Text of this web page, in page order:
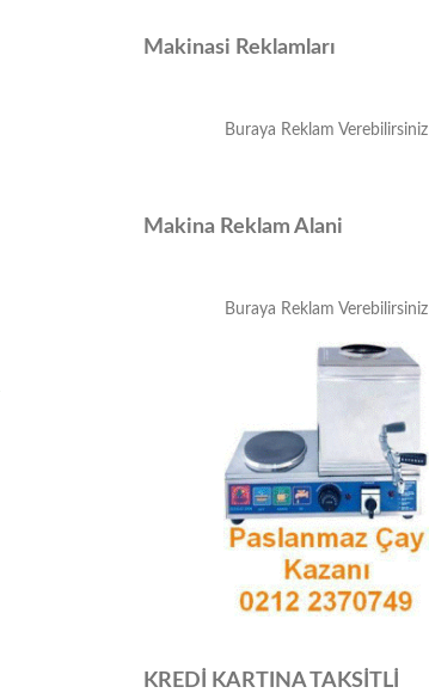
Makinasi Reklamları
Buraya Reklam Verebilirsiniz
Makina Reklam Alani
Buraya Reklam Verebilirsiniz
KREDİ KARTINA TAKSİTLİ